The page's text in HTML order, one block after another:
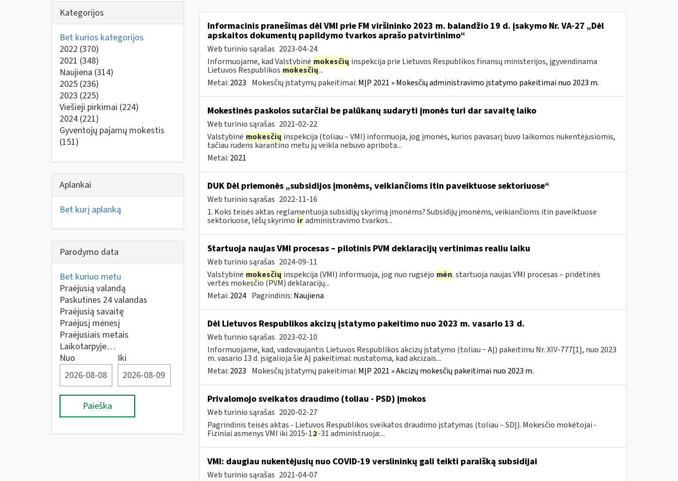
Kategorijos
Bet kurios kategorijos
2022 (370)
2021 (348)
Naujiena (314)
2025 (236)
2023 (225)
Viešieji pirkimai (224)
2024 (221)
Gyventojų pajamų mokestis
(151)
Aplankai
Bet kurį aplanką
Parodymo data
Bet kuriuo metu
Praėjusią valandą
Paskutines 24 valandas
Praėjusią savaitę
Praėjusį mėnesį
Praėjusiais metais
Laikotarpyje…
Nuo
Iki
Paieška
Informacinis pranešimas dėl VMI prie FM viršininko 2023 m. balandžio 19 d. įsakymo Nr. VA-27 „Dėl
apskaitos dokumentų papildymo tvarkos aprašo patvirtinimo“
Web turinio sąrašas 2023-04-24
Informuojame, kad Valstybinė mokesčių inspekcija prie Lietuvos Respublikos finansų ministerijos, įgyvendinama
Lietuvos Respublikos mokesčių...
Metai: 2023 Mokesčių įstatymų pakeitimai: MĮP 2021 » Mokesčių administravimo įstatymo pakeitimai nuo 2023 m.
Mokestinės paskolos sutarčiai be palūkanų sudaryti įmonės turi dar savaitę laiko
Web turinio sąrašas 2021-02-22
Valstybinė mokesčių inspekcija (toliau – VMI) informuoja, jog įmonės, kurios pavasarį buvo laikomos nukentėjusiomis,
tačiau rudens karantino metu jų veikla nebuvo apribota...
Metai: 2021
DUK Dėl priemonės „subsidijos įmonėms, veikiančioms itin paveiktuose sektoriuose“
Web turinio sąrašas 2022-11-16
1. Koks teisės aktas reglamentuoja subsidijų skyrimą įmonėms? Subsidijų įmonėms, veikiančioms itin paveiktuose
sektoriuose, lėšų skyrimo ir administravimo tvarkos...
Startuoja naujas VMI procesas – pilotinis PVM deklaracijų vertinimas realiu laiku
Web turinio sąrašas 2024-09-11
Valstybinė mokesčių inspekcija (VMI) informuoja, jog nuo rugsėjo mėn. startuoja naujas VMI procesas – pridėtinės
vertės mokesčio (PVM) deklaracijų...
Metai: 2024 Pagrindinis: Naujiena
Dėl Lietuvos Respublikos akcizų įstatymo pakeitimo nuo 2023 m. vasario 13 d.
Web turinio sąrašas 2023-02-10
Informuojame, kad, vadovaujantis Lietuvos Respublikos akcizų įstatymo (toliau − AĮ) pakeitimu Nr. XIV-777[1], nuo 2023
m. vasario 13 d. įsigalioja šie AĮ pakeitimai: nustatoma, kad akcizais...
Metai: 2023 Mokesčių įstatymų pakeitimai: MĮP 2021 » Akcizų mokesčių pakeitimai nuo 2023 m.
Privalomojo sveikatos draudimo (toliau - PSD) įmokos
Web turinio sąrašas 2020-02-27
Pagrindinis teisės aktas - Lietuvos Respublikos sveikatos draudimo įstatymas (toliau – SDĮ). Mokesčio mokėtojai -
Fiziniai asmenys VMI iki 2015-12-31 administruoja:...
VMI: daugiau nukentėjusių nuo COVID-19 verslininkų gali teikti paraišką subsidijai
Web turinio sąrašas 2021-04-07